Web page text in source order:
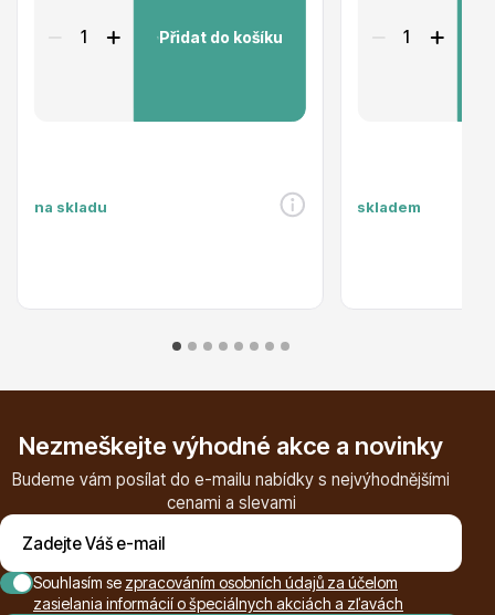
Okrasné trávy
Přidat do košíku
na skladu skladem
Nezmeškejte výhodné akce a novinky
Budeme vám posílat do e-mailu nabídky s nejvýhodnějšími
cenami a slevami
Souhlasím se zpracováním osobních údajů za účelom
zasielania informácií o špeciálnych akciách a zľavách